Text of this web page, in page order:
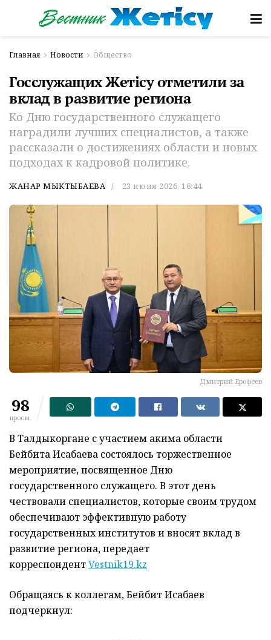
Главная Новости Общество
Госслужащих Жетісу отметили за
вклад в развитие региона
Ко Дню государственного служащего
наградили лучших специалистов, а также
рассказали о достижениях области и новых
подходах к кадровой политике.
ЖАНАР МЫКТЫБАЕВА 23 июня 2026, 16:44
Дмитрий Ерофеев
98
просм.
В Талдыкоргане с участием акима области
Бейбита Исабаева состоялось торжественное
мероприятие, посвященное Дню
государственного служащего. В этот день
чествовали специалистов, которые своим трудом
обеспечивают эффективную работу
государственных институтов и вносят вклад в
развитие региона, передает
корреспондентVestnik19.kz
Обращаясь к коллегам, Бейбит Исабаев
подчеркнул: